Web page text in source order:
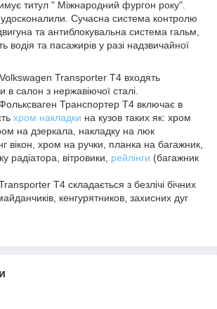
титул " Міжнародний фургон року".
Сучасна система контролю
та антиблокувальна система гальм,
водія та пасажирів у разі надзвичайної
Volkswagen Transporter Т4 входять
в салон з нержавіючої сталі.
Транспортер Т4 включає в
хром накладки на кузов таких як: хром
на дзеркала, накладку на люк
вікон, хром на ручки, планка на багажник,
радіатора, вітровики, рейлінги (багажник
Т4 складається з безлічі бічних
кенгурятников, захисних дуг